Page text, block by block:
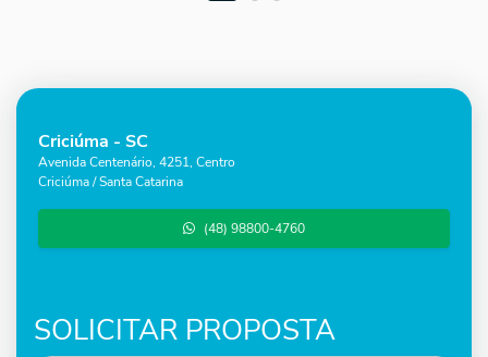
Criciúma - SC
Avenida Centenário, 4251, Centro
Criciúma / Santa Catarina
(48) 98800-4760
SOLICITAR PROPOSTA